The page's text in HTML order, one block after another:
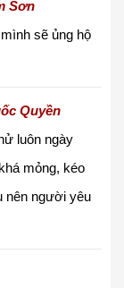
Sơn
sẽ ủng hộ
Quyền
luôn ngày
mỏng, kéo
nên người yêu